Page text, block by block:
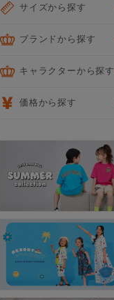
サイズから探す
ブランドから探す
キャラクターから探す
価格から探す